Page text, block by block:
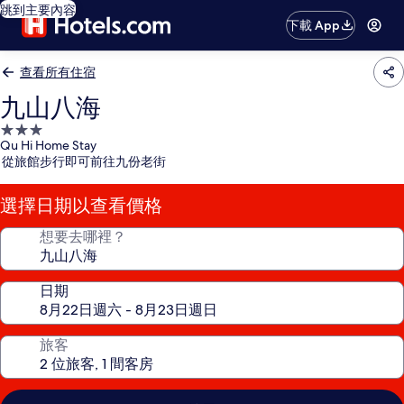
跳到主要內容
下載 App
查看所有住宿
九山八海
3.0
星
級
住
宿
Qu Hi Home Stay
從旅館步行即可前往九份老街
選擇日期以查看價格
想要去哪裡？
日期
旅客